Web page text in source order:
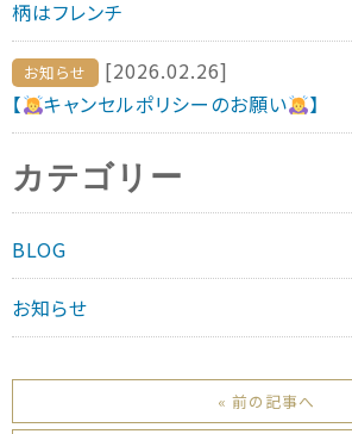
柄はフレンチ
お知らせ
[2026.02.26]
【
キャンセルポリシーのお願い 】
カテゴリー
BLOG
お知らせ
« 前の記事へ